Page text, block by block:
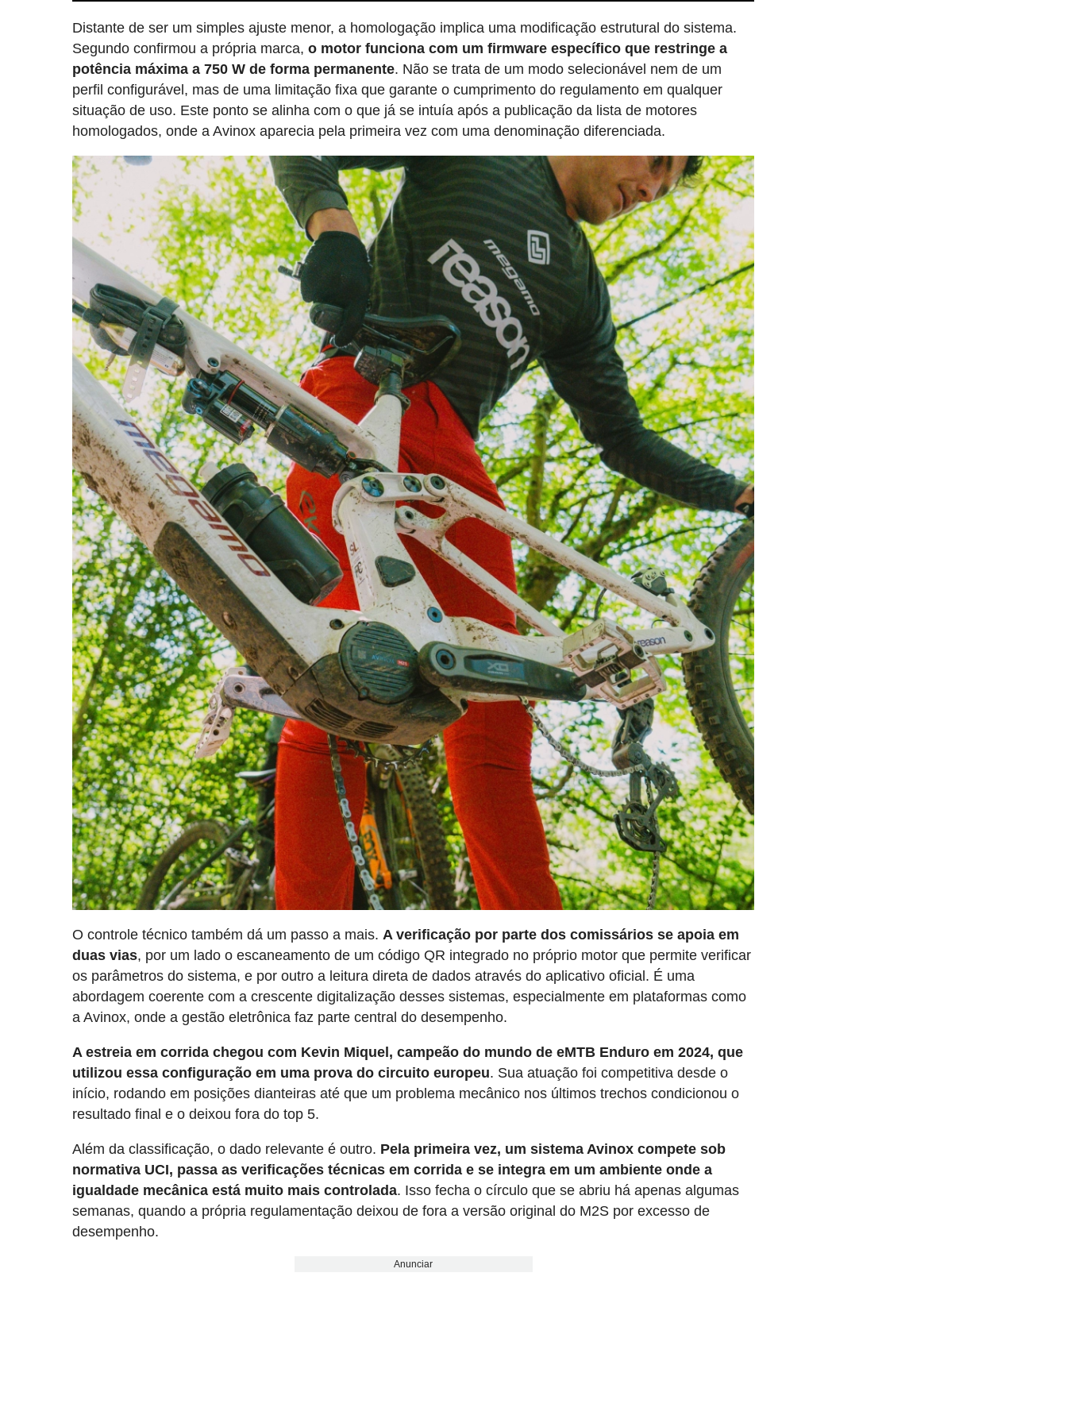
Distante de ser um simples ajuste menor, a homologação implica uma modificação estrutural do sistema.
Segundo confirmou a própria marca,o motor funciona com um firmware específico que restringe a
potência máxima a 750 W de forma permanente. Não se trata de um modo selecionável nem de um
perfil configurável, mas de uma limitação fixa que garante o cumprimento do regulamento em qualquer
situação de uso. Este ponto se alinha com o que já se intuía após a publicação da lista de motores
homologados, onde a Avinox aparecia pela primeira vez com uma denominação diferenciada.
O controle técnico também dá um passo a mais.A verificação por parte dos comissários se apoia em
duas vias, por um lado o escaneamento de um código QR integrado no próprio motor que permite verificar
os parâmetros do sistema, e por outro a leitura direta de dados através do aplicativo oficial. É uma
abordagem coerente com a crescente digitalização desses sistemas, especialmente em plataformas como
a Avinox, onde a gestão eletrônica faz parte central do desempenho.
A estreia em corrida chegou com Kevin Miquel, campeão do mundo de eMTB Enduro em 2024, que
utilizou essa configuração em uma prova do circuito europeu. Sua atuação foi competitiva desde o
início, rodando em posições dianteiras até que um problema mecânico nos últimos trechos condicionou o
resultado final e o deixou fora do top 5.
Além da classificação, o dado relevante é outro. Pela primeira vez, um sistema Avinox compete sob
normativa UCI, passa as verificações técnicas em corrida e se integra em um ambiente onde a
igualdade mecânica está muito mais controlada. Isso fecha o círculo que se abriu há apenas algumas
semanas, quando a própria regulamentação deixou de fora a versão original do M2S por excesso de
desempenho.
Anunciar